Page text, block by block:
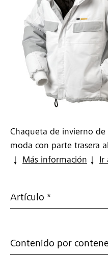
Chaqueta de invierno
moda con parte trasera
Más información
Ir
Artículo *
Contenido por